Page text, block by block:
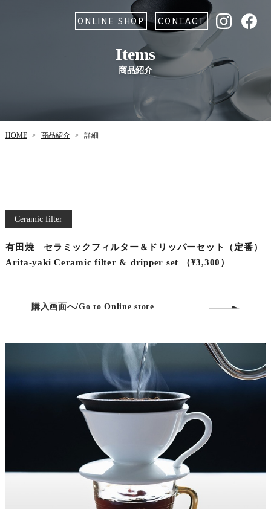
ONLINE SHOP CONTACT
Items
商品紹介
HOME > 商品紹介 > 詳細
Ceramic filter
有田焼 セラミックフィルター＆ドリッパーセット（定番）
Arita-yaki Ceramic filter & dripper set （¥3,300）
購入画面へ/Go to Online store